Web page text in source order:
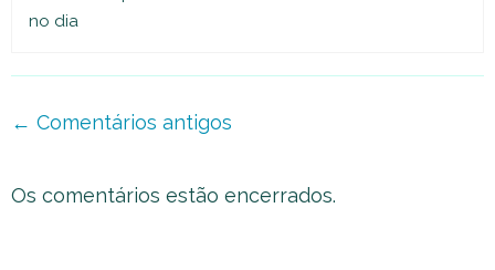
no dia
Navegação
comentário
← Comentários antigos
Os comentários estão encerrados.